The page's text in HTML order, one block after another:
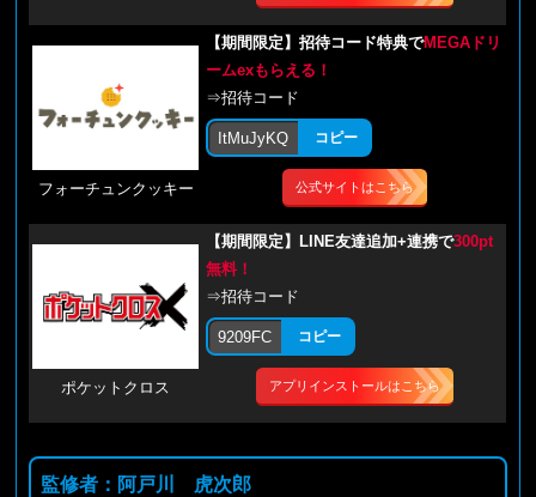
フォーチュンクッキー
【期間限定】招待コード特典でMEGAドリ
ームexもらえる！
⇒招待コード
ItMuJyKQ コピー
公式サイトはこちら
ポケットクロス
【期間限定】LINE友達追加+連携で300pt
無料！
⇒招待コード
9209FC コピー
アプリインストールはこちら
監修者：阿戸川 虎次郎